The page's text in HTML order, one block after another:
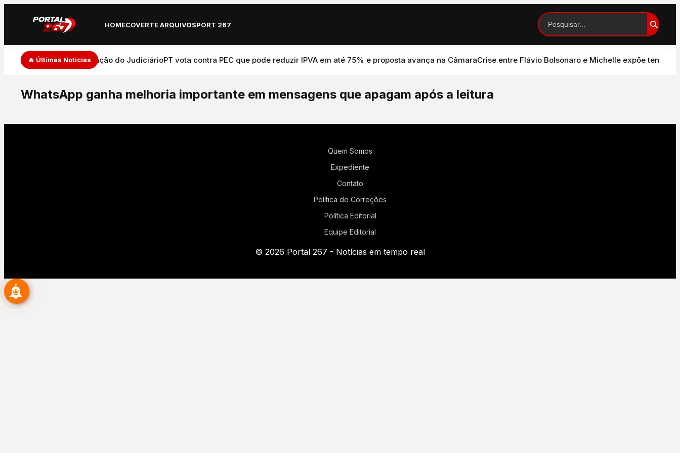
HOMECOVERTE ARQUIVOSPORT 267
🔥 Últimas Notícias
de expressão e atuação do JudiciárioPT vota contra PEC que pode reduzir IPVA em até 75% e proposta avança na CâmaraCrise entre Flávio Bolsonaro e Michelle expõe tensão no
WhatsApp ganha melhoria importante em mensagens que apagam após a leitura
Quem Somos
Expediente
Contato
Política de Correções
Política Editorial
Equipe Editorial
© 2026 Portal 267 - Notícias em tempo real